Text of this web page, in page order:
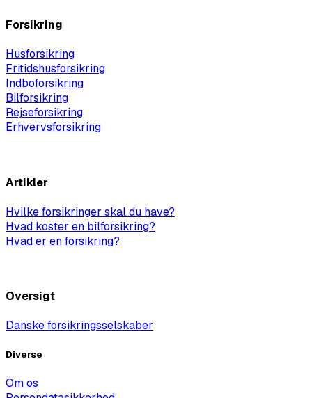
Forsikring
Husforsikring
Fritidshusforsikring
Indboforsikring
Bilforsikring
Rejseforsikring
Erhvervsforsikring
Artikler
Hvilke forsikringer skal du have?
Hvad koster en bilforsikring?
Hvad er en forsikring?
Oversigt
Danske forsikringsselskaber
Diverse
Om os